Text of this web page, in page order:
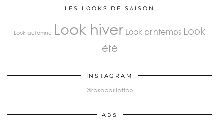
LES LOOKS DE SAISON
Look automne Look hiver Look printemps Look
été
INSTAGRAM
@rosepaillettee
ADS